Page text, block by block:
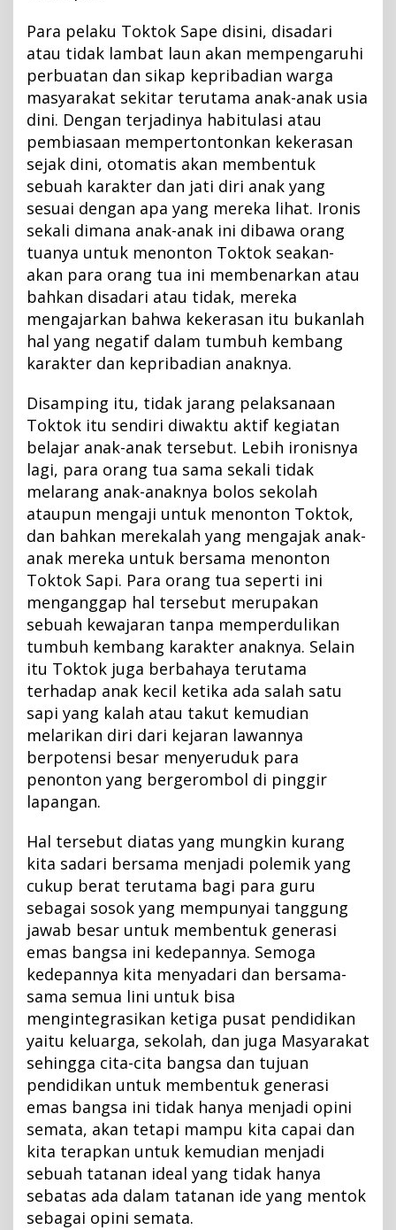
Para pelaku Toktok Sape disini, disadari
atau tidak lambat laun akan mempengaruhi
perbuatan dan sikap kepribadian warga
masyarakat sekitar terutama anak-anak usia
dini. Dengan terjadinya habitulasi atau
pembiasaan mempertontonkan kekerasan
sejak dini, otomatis akan membentuk
sebuah karakter dan jati diri anak yang
sesuai dengan apa yang mereka lihat. Ironis
sekali dimana anak-anak ini dibawa orang
tuanya untuk menonton Toktok seakan-
akan para orang tua ini membenarkan atau
bahkan disadari atau tidak, mereka
mengajarkan bahwa kekerasan itu bukanlah
hal yang negatif dalam tumbuh kembang
karakter dan kepribadian anaknya.
Disamping itu, tidak jarang pelaksanaan
Toktok itu sendiri diwaktu aktif kegiatan
belajar anak-anak tersebut. Lebih ironisnya
lagi, para orang tua sama sekali tidak
melarang anak-anaknya bolos sekolah
ataupun mengaji untuk menonton Toktok,
dan bahkan merekalah yang mengajak anak-
anak mereka untuk bersama menonton
Toktok Sapi. Para orang tua seperti ini
menganggap hal tersebut merupakan
sebuah kewajaran tanpa memperdulikan
tumbuh kembang karakter anaknya. Selain
itu Toktok juga berbahaya terutama
terhadap anak kecil ketika ada salah satu
sapi yang kalah atau takut kemudian
melarikan diri dari kejaran lawannya
berpotensi besar menyeruduk para
penonton yang bergerombol di pinggir
lapangan.
Hal tersebut diatas yang mungkin kurang
kita sadari bersama menjadi polemik yang
cukup berat terutama bagi para guru
sebagai sosok yang mempunyai tanggung
jawab besar untuk membentuk generasi
emas bangsa ini kedepannya. Semoga
kedepannya kita menyadari dan bersama-
sama semua lini untuk bisa
mengintegrasikan ketiga pusat pendidikan
yaitu keluarga, sekolah, dan juga Masyarakat
sehingga cita-cita bangsa dan tujuan
pendidikan untuk membentuk generasi
emas bangsa ini tidak hanya menjadi opini
semata, akan tetapi mampu kita capai dan
kita terapkan untuk kemudian menjadi
sebuah tatanan ideal yang tidak hanya
sebatas ada dalam tatanan ide yang mentok
sebagai opini semata.